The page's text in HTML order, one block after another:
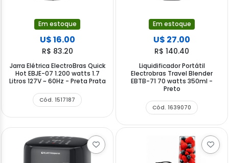
Em estoque
U$ 16.00
R$ 83.20
Jarra Elétrica ElectroBras Quick
Hot EBJE-07 1.200 watts 1.7
Litros 127V ~ 60Hz - Preta Prata
Cód. 1517187
Em estoque
U$ 27.00
R$ 140.40
Liquidificador Portátil
Electrobras Travel Blender
EBTB-71 70 watts 350ml -
Preto
Cód. 1639070